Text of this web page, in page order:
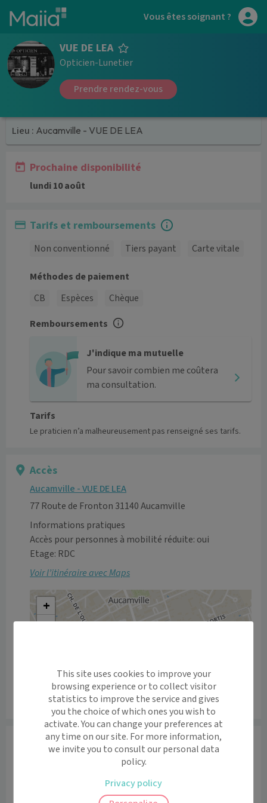
Aller au contenu principal Vous êtes soignant ?
VUE DE LEA
Opticien-Lunetier
Prendre rendez-vous
Lieu : Aucamville - VUE DE LEA
Prochaine disponibilité
lundi 10 août
Tarifs et remboursements
Non conventionné Tiers payant Carte vitale
Méthodes de paiement
CB
Espèces
Chèque
Remboursements
J'indique ma mutuelle
Pour savoir combien me coûtera
ma consultation.
Tarifs
Le praticien n’a malheureusement pas renseigné ses tarifs.
Accès
Aucamville - VUE DE LEA
77 Route de Fronton 31140 Aucamville
Informations pratiques
Accès pour personnes à mobilité réduite: oui
Etage: RDC
Voir l’itinéraire avec Maps
+
−
Leaflet |© OpenStreetMapcontributors
Informations
Avec une équipe dynamique et passionnée, Vue de Léa a
votre visage, votre personnalité et vos envies, quelque
This site uses cookies to improve your
browsing experience or to collect visitor
statistics to improve the service and gives
you the choice of which ones you wish to
activate. You can change your preferences at
any time on our site. For more information,
we invite you to consult our personal data
policy.
Privacy policy